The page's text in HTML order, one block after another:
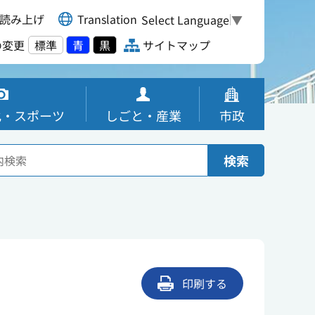
み上げ Translation Select Language▼
更
標準 青 黒 サイトマップ
スポーツ しごと・産業 市政
検索
印刷する